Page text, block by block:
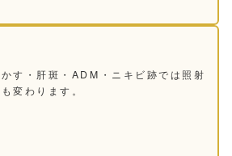
す・肝斑・ADM・ニキビ跡では照射
変わります。